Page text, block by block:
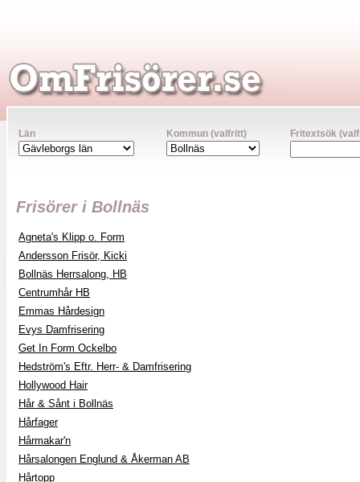
Län Kommun (valfritt) Fritextsök
Frisörer i Bollnäs
Agneta's Klipp o. Form
Andersson Frisör, Kicki
Bollnäs Herrsalong, HB
Centrumhår HB
Emmas Hårdesign
Evys Damfrisering
Get In Form Ockelbo
Hedström's Eftr. Herr- & Damfrisering
Hollywood Hair
Hår & Sånt i Bollnäs
Hårfager
Hårmakar'n
Hårsalongen Englund & Åkerman AB
Hårtopp